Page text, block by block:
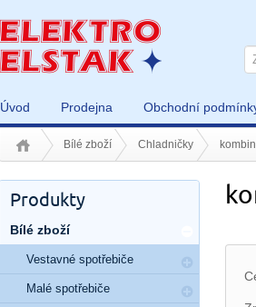
Úvod Prodejna Obchodní
Bílé zboží Chladničky
Produkty
Bílé zboží
Vestavné spotřebiče
Malé spotřebiče